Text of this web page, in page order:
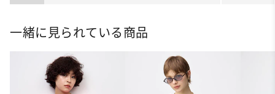
ト
一緒に見られている商品